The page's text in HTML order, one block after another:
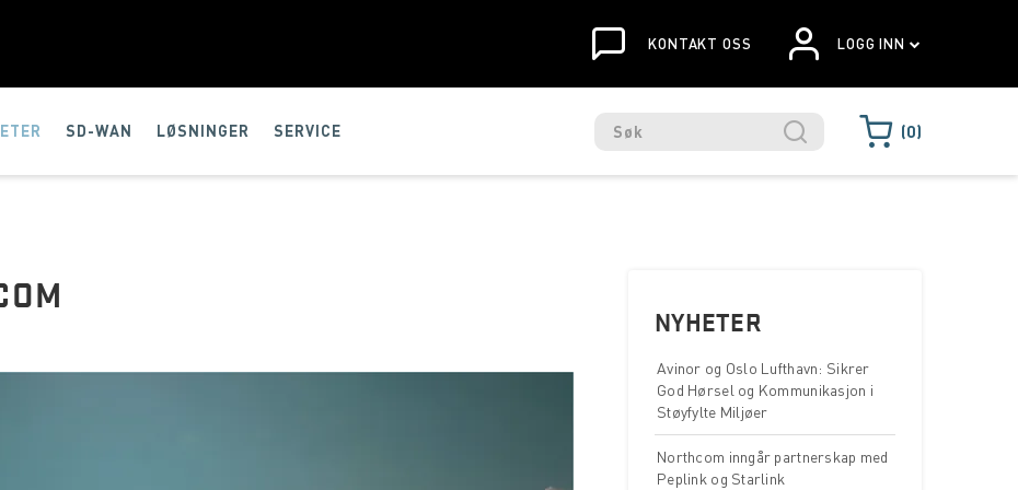
KONTAKT OSS LOGG INN
SD-WAN LØSNINGER SERVICE 0
NYHETER
Avinor og Oslo Lufthavn: Sikrer
God Hørsel og Kommunikasjon i
Støyfylte Miljøer
Northcom inngår partnerskap med
Peplink og Starlink